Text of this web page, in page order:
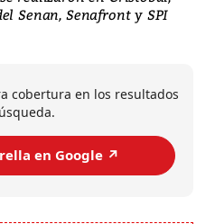
Senan, Senafront y SPI
cobertura en los resultados
en Google ↗️